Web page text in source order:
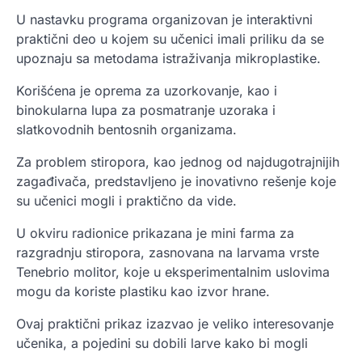
U nastavku programa organizovan je interaktivni
praktični deo u kojem su učenici imali priliku da se
upoznaju sa metodama istraživanja mikroplastike.
Korišćena je oprema za uzorkovanje, kao i
binokularna lupa za posmatranje uzoraka i
slatkovodnih bentosnih organizama.
Za problem stiropora, kao jednog od najdugotrajnijih
zagađivača, predstavljeno je inovativno rešenje koje
su učenici mogli i praktično da vide.
U okviru radionice prikazana je mini farma za
razgradnju stiropora, zasnovana na larvama vrste
Tenebrio molitor, koje u eksperimentalnim uslovima
mogu da koriste plastiku kao izvor hrane.
Ovaj praktični prikaz izazvao je veliko interesovanje
učenika, a pojedini su dobili larve kako bi mogli